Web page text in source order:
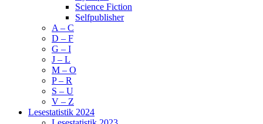
Science Fiction
Selfpublisher
A – C
D – F
G – I
J – L
M – O
P – R
S – U
V – Z
Lesestatistik 2024